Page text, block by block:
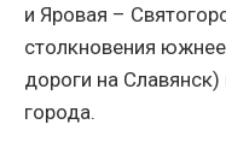
и Яровая –
столкновения
дороги на
города.